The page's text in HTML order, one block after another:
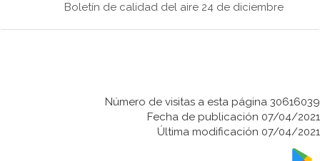
Boletín de calidad del aire 24 de diciembre
Número de visitas a esta página 30616039
Fecha de publicación 07/04/2021
Última modificación 07/04/2021